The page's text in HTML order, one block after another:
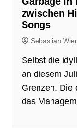
zwischen
Songs
Sebastian
Selbst die
an diesem
Grenzen. Die
das